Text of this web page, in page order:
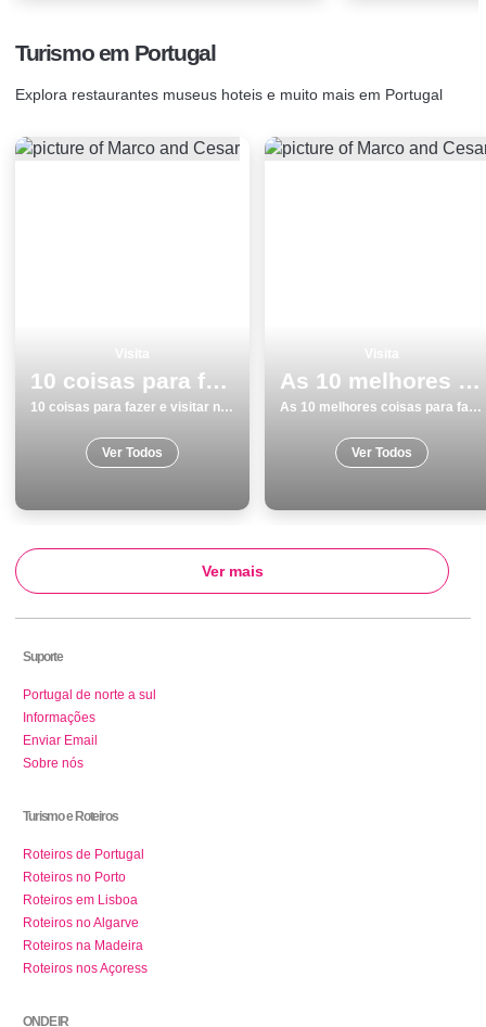
Turismo em Portugal
Explora restaurantes museus hoteis e muito mais em Portugal
10 coisas para fazer e visitar no inverno em Barcelos
10 coisas para fazer e visitar no inverno em Barcelos
Ver Todos
As 10 melhores coisas para fazer no inverno em Vila Real
As 10 melhores coisas para fazer no inverno em Vila Real
Ver Todos
Ver mais
Suporte
Portugal de norte a sul
Informações
Enviar Email
Sobre nós
Turismo e Roteiros
Roteiros de Portugal
Roteiros no Porto
Roteiros em Lisboa
Roteiros no Algarve
Roteiros na Madeira
Roteiros nos Açoress
ONDE IR